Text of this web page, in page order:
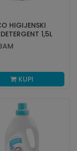
HIGIJENSKI
1,5L
KUPI